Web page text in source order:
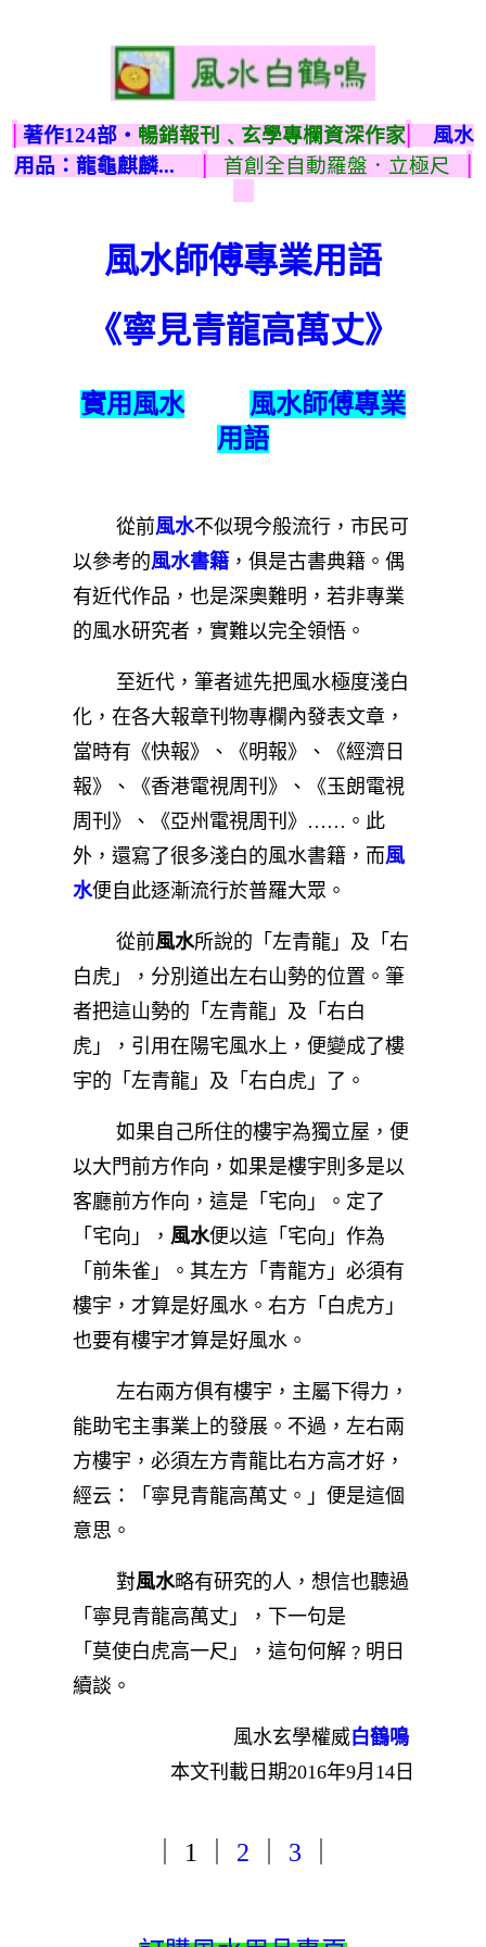
| 著作124部‧ 暢銷報刊﹑玄學專欄資深作家|
風水
用品：龍龜麒麟...
| 首創全自動羅盤．立極尺 |
風水師傅專業用語
《寧見青龍高萬丈》
實用風水
風水師傅專業
用語
從前風水不似現今般流行，市民可
以參考的風水書籍，俱是古書典籍。偶
有近代作品，也是深奧難明，若非專業
的風水研究者，實難以完全領悟。
至近代，筆者述先把風水極度淺白
化，在各大報章刊物專欄內發表文章，
當時有《快報》、《明報》、《經濟日
報》、《香港電視周刊》、《玉朗電視
周刊》、《亞州電視周刊》……。此
外，還寫了很多淺白的風水書籍，而風
水便自此逐漸流行於普羅大眾。
從前風水所說的「左青龍」及「右
白虎」，分別道出左右山勢的位置。筆
者把這山勢的「左青龍」及「右白
虎」，引用在陽宅風水上，便變成了樓
宇的「左青龍」及「右白虎」了。
如果自己所住的樓宇為獨立屋，便
以大門前方作向，如果是樓宇則多是以
客廳前方作向，這是「宅向」。定了
「宅向」， 風水便以這「宅向」作為
「前朱雀」。其左方「青龍方」必須有
樓宇，才算是好風水。右方「白虎方」
也要有樓宇才算是好風水。
左右兩方俱有樓宇，主屬下得力，
能助宅主事業上的發展。不過，左右兩
方樓宇，必須左方青龍比右方高才好，
經云：「寧見青龍高萬丈。」便是這個
意思。
對風水略有研究的人，想信也聽過
「寧見青龍高萬丈」，下一句是
「莫使白虎高一尺」，這句何解﹖明日
續談。
風水玄學權威白鶴鳴
本文刊載日期2016年9月14日
｜ 1 ｜ 2 3